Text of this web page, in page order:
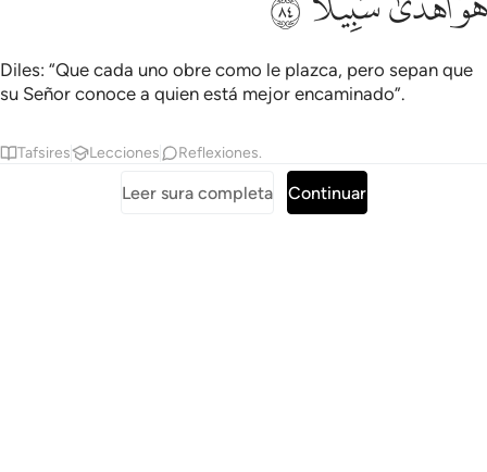
Diles: “Que cada uno obre como le plazca, pero sepan que
su Señor conoce a quien está mejor encaminado”.
Tafsires Lecciones Reflexiones.
Leer sura completa Continuar